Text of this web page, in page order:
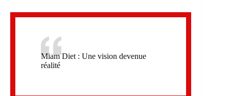
Miam Diet : Une vision devenue
réalité